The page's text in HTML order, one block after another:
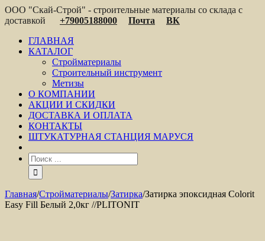
ООО "Скай-Строй" - строительные материалы со склада с
доставкой
+79005188000 Почта
ВК
ГЛАВНАЯ
КАТАЛОГ
Стройматериалы
Строительный инструмент
Метизы
О КОМПАНИИ
АКЦИИ И СКИДКИ
ДОСТАВКА И ОПЛАТА
КОНТАКТЫ
ШТУКАТУРНАЯ СТАНЦИЯ МАРУСЯ
Главная/Стройматериалы/Затирка/Затирка эпоксидная Colorit
Easy Fill Белый 2,0кг //PLITONIT